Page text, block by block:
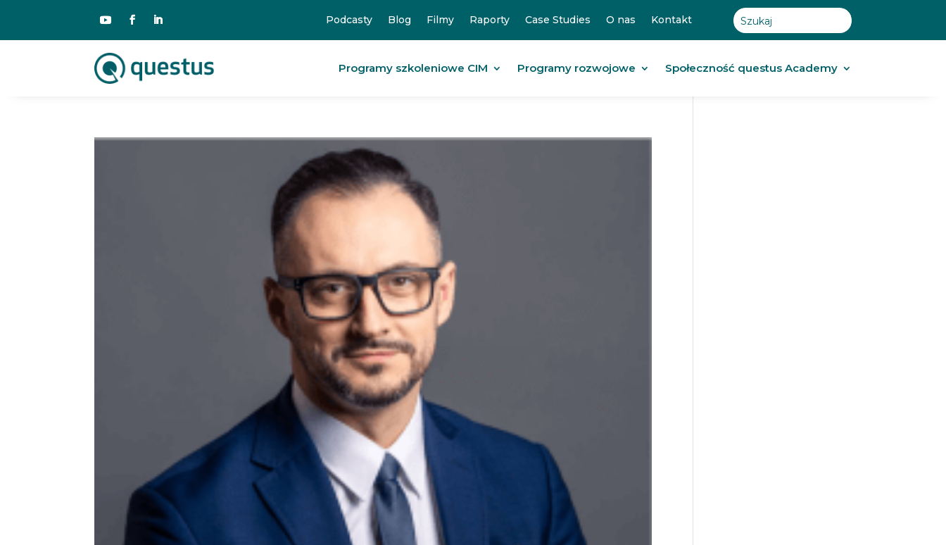
Podcasty Blog Filmy Raporty Case Studies O nas Kontakt
Programy szkoleniowe CIM Programy rozwojowe Społeczność questus Academy